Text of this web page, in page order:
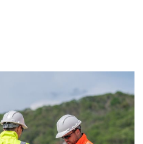
(Neem
ons
op)
getoond
1
t/m